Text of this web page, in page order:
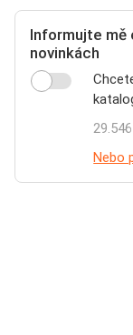
Informujte mě
novinkách
Nebo